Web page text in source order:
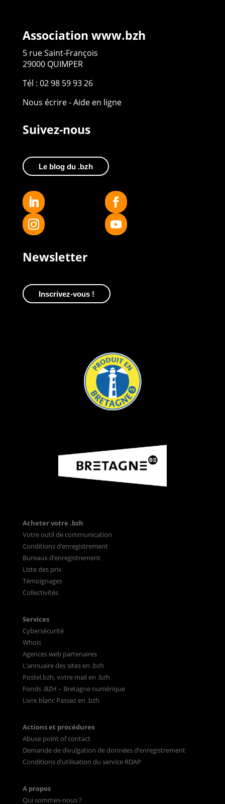
Association www.bzh
5 rue Saint-François
29000 QUIMPER
Tél : 02 98 59 93 26
Nous écrire-Aide en ligne
Suivez-nous
Le blog du .bzh
Newsletter
Inscrivez-vous !
Acheter votre .bzh
Votre outil de communication
Conditions d’enregistrement
Bureaux d’enregistrement
Liste des prix
Témoignages
Collectivités
Services
Cybersécurité
Whois
Agences web partenaires
L’annuaire des sites en .bzh
Postel.bzh, votre mail en .bzh
Fonds .BZH – Bretagne numérique
Livre blanc Passez en .bzh
Actions et procédures
Abuse point of contact
Demande de divulgation de données d’enregistrement
Conditions d’utilisation du service RDAP
A propos
Qui sommes-nous ?